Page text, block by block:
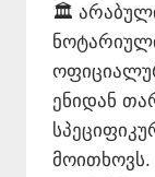
🏛️
ენიდან